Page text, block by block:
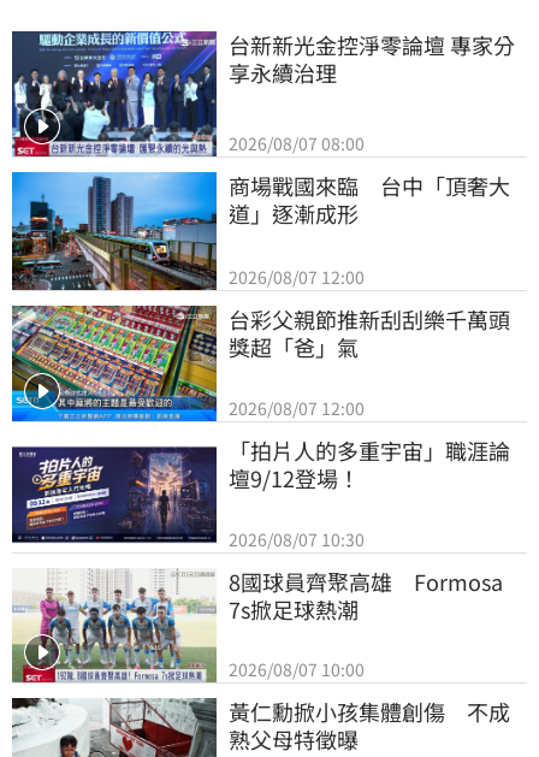
台新新光金控淨零論壇 專家分
享永續治理
2026/08/07 08:00
商場戰國來臨　台中「頂奢大
道」逐漸成形
2026/08/07 12:00
台彩父親節推新刮刮樂千萬頭
獎超「爸」氣
2026/08/07 12:00
「拍片人的多重宇宙」職涯論
壇9/12登場！
2026/08/07 10:30
8國球員齊聚高雄　Formosa
7s掀足球熱潮
2026/08/07 10:00
黃仁勳掀小孩集體創傷　不成
熟父母特徵曝